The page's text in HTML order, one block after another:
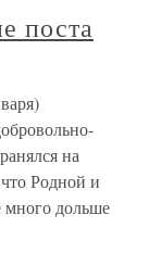
поста
на
Родной и
много дольше